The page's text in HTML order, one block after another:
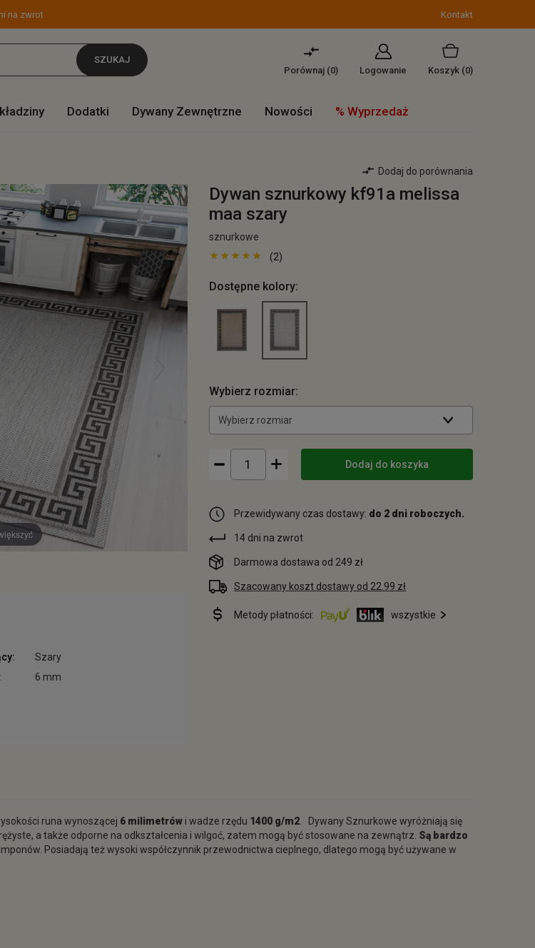
na zwrot Kontakt
SZUKAJ
Porównaj (0) Logowanie Koszyk (0)
Dodatki Dywany Zewnętrzne Nowości % Wyprzedaż
Szary
6 mm
Dodaj do porównania
Dywan sznurkowy kf91a melissa
maa szary
sznurkowe
(2)
Dostępne kolory:
Wybierz rozmiar:
Wybierz rozmiar
Dodaj do koszyka
Przewidywany czas dostawy: do 2 dni roboczych.
14 dni na zwrot
Darmowa dostawa od 249 zł
Szacowany koszt dostawy od 22.99 zł
Metody płatności: wszystkie
runa wynoszącej 6 milimetrów i wadze rzędu 1400 g/m2 . Dywany Sznurkowe wyróżniają się
a także odporne na odkształcenia i wilgoć, zatem mogą być stosowane na zewnątrz. Są bardzo
Posiadają też wysoki współczynnik przewodnictwa cieplnego, dlatego mogą być używane w